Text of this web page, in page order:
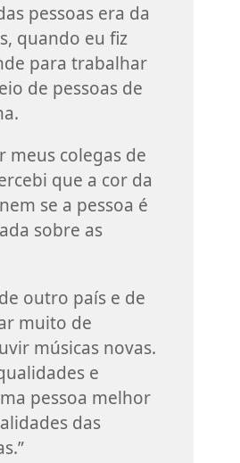
pessoas era da
quando eu fiz
para trabalhar
de pessoas de
meus colegas de
que a cor da
se a pessoa é
sobre as
outro país e de
muito de
músicas novas.
e
pessoa melhor
das